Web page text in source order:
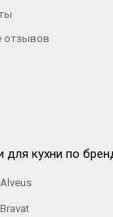
отзывов
для кухни по